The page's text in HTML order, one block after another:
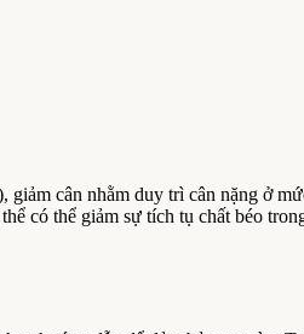
cân nhằm duy trì cân nặng ở
có thể giảm sự tích tụ chất béo